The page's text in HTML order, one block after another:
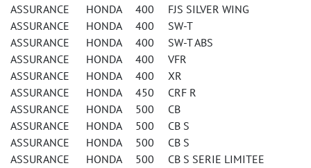
ASSURANCE HONDA 400 FJS SILVER WING
ASSURANCE HONDA 400 SW-T
ASSURANCE HONDA 400 SW-T ABS
ASSURANCE HONDA 400 VFR
ASSURANCE HONDA 400 XR
ASSURANCE HONDA 450 CRF R
ASSURANCE HONDA 500 CB
ASSURANCE HONDA 500 CB S
ASSURANCE HONDA 500 CB S
ASSURANCE HONDA 500 CB S SERIE LIMITEE